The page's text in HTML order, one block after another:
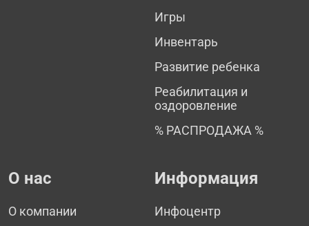
Игры
Инвентарь
Развитие ребенка
Реабилитация и
оздоровление
% РАСПРОДАЖА %
О нас
О компании
Информация
Инфоцентр